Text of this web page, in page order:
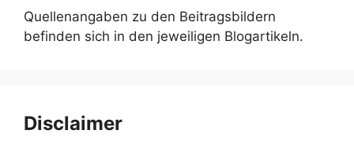
Quellenangaben zu den Beitragsbildern
befinden sich in den jeweiligen Blogartikeln.
Disclaimer